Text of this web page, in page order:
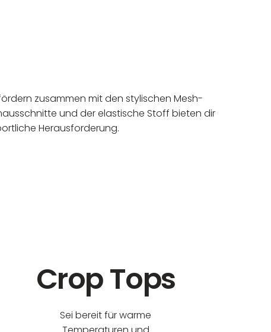
zusammen mit den stylischen Mesh-
und der elastische Stoff bieten dir
Herausforderung.
Crop Tops
Sei bereit für warme